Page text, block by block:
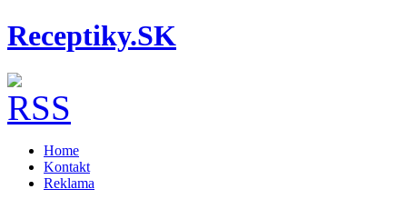
Receptiky.SK
Home
Kontakt
Reklama